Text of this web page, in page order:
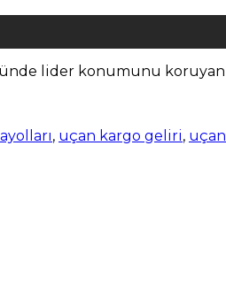
lider konumunu koruyan
, uçan kargo geliri,